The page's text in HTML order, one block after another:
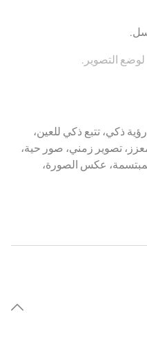
لوضع التصوير.
ذكي، تتبع ذكي للعين،
تصوير زمني، صور حية،
عكس الصورة،